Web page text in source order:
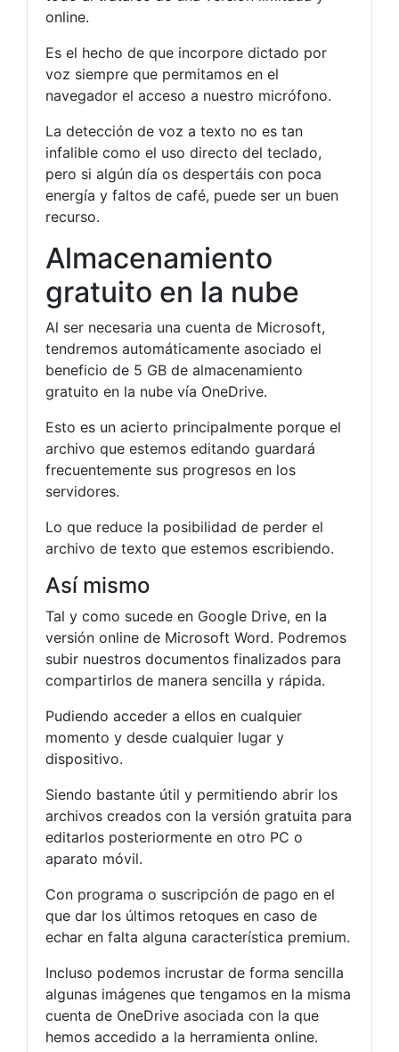
online.
Es el hecho de que incorpore dictado por
voz siempre que permitamos en el
navegador el acceso a nuestro micrófono.
La detección de voz a texto no es tan
infalible como el uso directo del teclado,
pero si algún día os despertáis con poca
energía y faltos de café, puede ser un buen
recurso.
Almacenamiento
gratuito en la nube
Al ser necesaria una cuenta de Microsoft,
tendremos automáticamente asociado el
beneficio de 5 GB de almacenamiento
gratuito en la nube vía OneDrive.
Esto es un acierto principalmente porque el
archivo que estemos editando guardará
frecuentemente sus progresos en los
servidores.
Lo que reduce la posibilidad de perder el
archivo de texto que estemos escribiendo.
Así mismo
Tal y como sucede en Google Drive, en la
versión online de Microsoft Word. Podremos
subir nuestros documentos finalizados para
compartirlos de manera sencilla y rápida.
Pudiendo acceder a ellos en cualquier
momento y desde cualquier lugar y
dispositivo.
Siendo bastante útil y permitiendo abrir los
archivos creados con la versión gratuita para
editarlos posteriormente en otro PC o
aparato móvil.
Con programa o suscripción de pago en el
que dar los últimos retoques en caso de
echar en falta alguna característica premium.
Incluso podemos incrustar de forma sencilla
algunas imágenes que tengamos en la misma
cuenta de OneDrive asociada con la que
hemos accedido a la herramienta online.